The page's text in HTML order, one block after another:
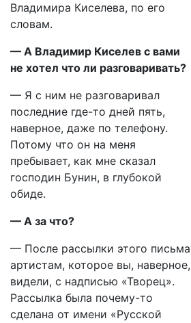
Владимира Киселева, по его
словам.
— А Владимир Киселев с вами
не хотел что ли разговаривать?
— Я с ним не разговаривал
последние где-то дней пять,
наверное, даже по телефону.
Потому что он на меня
пребывает, как мне сказал
господин Бунин, в глубокой
обиде.
— А за что?
— После рассылки этого письма
артистам, которое вы, наверное,
видели, с надписью «Творец».
Рассылка была почему-то
сделана от имени «Русской